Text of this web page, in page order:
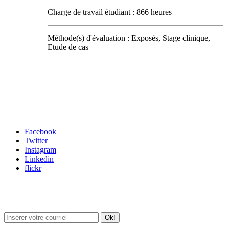
Charge de travail étudiant : 866 heures
Méthode(s) d'évaluation : Exposés, Stage clinique,
Etude de cas
Facebook
Twitter
Instagram
Linkedin
flickr